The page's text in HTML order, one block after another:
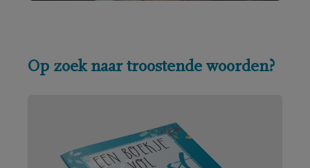
Op zoek naar troostende woorden?